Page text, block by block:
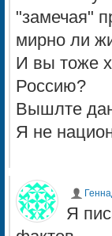
"замечая"
мирно ли
И вы тоже
Россию?
Вышлте
Я не
Я